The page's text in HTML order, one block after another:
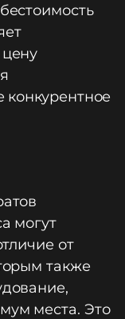
конкурентное
могут
от
также
места. Это